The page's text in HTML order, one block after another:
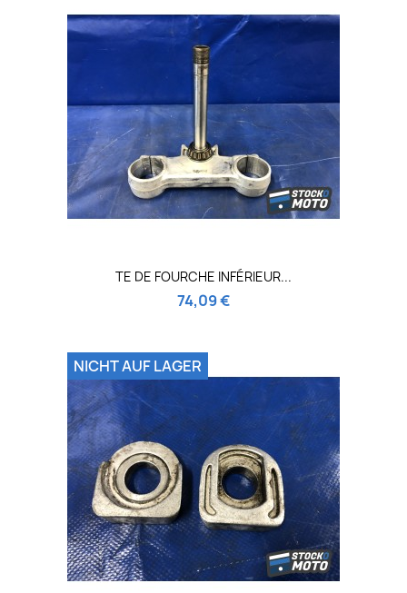
TE DE FOURCHE INFÉRIEUR...
74,09 €
NICHT AUF LAGER